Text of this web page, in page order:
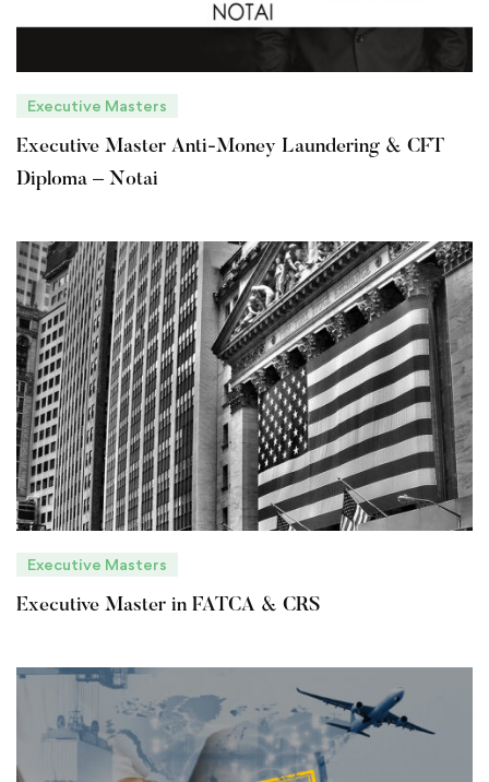
Executive Masters
Executive Master Anti-Money Laundering & CFT
Diploma – Notai
Executive Masters
Executive Master in FATCA & CRS